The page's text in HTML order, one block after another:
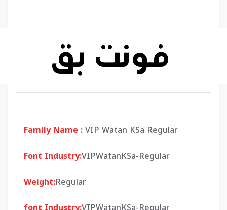
Family Name :VIP Watan KSa Regular
Font Industry:VIPWatanKSa-Regular
Weight:Regular